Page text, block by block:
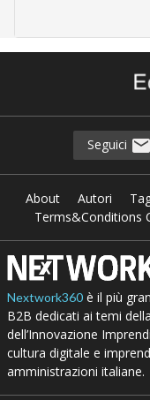
Seguici
About Autori
Terms&Conditions
Nextwork360è il più
B2B dedicati ai temi
dell’Innovazione
cultura digitale e
amministrazioni italiane.